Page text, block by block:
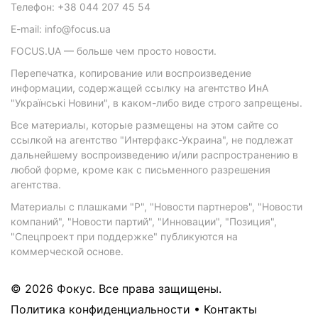
Телефон: +38 044 207 45 54
E-mail: info@focus.ua
FOCUS.UA — больше чем просто новости.
Перепечатка, копирование или воспроизведение
информации, содержащей ссылку на агентство ИнА
"Українські Новини", в каком-либо виде строго запрещены.
Все материалы, которые размещены на этом сайте со
ссылкой на агентство "Интерфакс-Украина", не подлежат
дальнейшему воспроизведению и/или распространению в
любой форме, кроме как с письменного разрешения
агентства.
Материалы с плашками "Р", "Новости партнеров", "Новости
компаний", "Новости партий", "Инновации", "Позиция",
"Спецпроект при поддержке" публикуются на
коммерческой основе.
© 2026 Фокус. Все права защищены.
Политика конфиденциальности • Контакты